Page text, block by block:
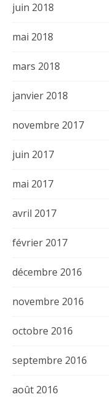
juin 2018
mai 2018
mars 2018
janvier 2018
novembre 2017
juin 2017
mai 2017
avril 2017
février 2017
décembre 2016
novembre 2016
octobre 2016
septembre 2016
août 2016